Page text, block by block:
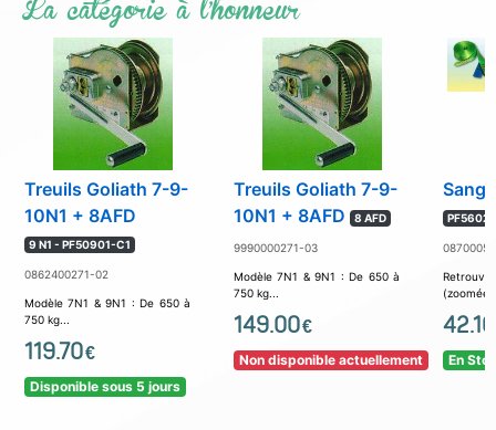
La catégorie à l'honneur
Treuils Goliath 7-9-
10N1 + 8AFD
9 N1 - PF50901-C1
0862400271-02
Modèle 7N1 & 9N1 : De 650 à
750 kg...
119.70€
Disponible sous 5 jours
Treuils Goliath 7-9-
10N1 + 8AFD
8 AFD
9990000271-03
Modèle 7N1 & 9N1 : De 650 à
750 kg...
149.00€
Non disponible actuellement
42.10
En